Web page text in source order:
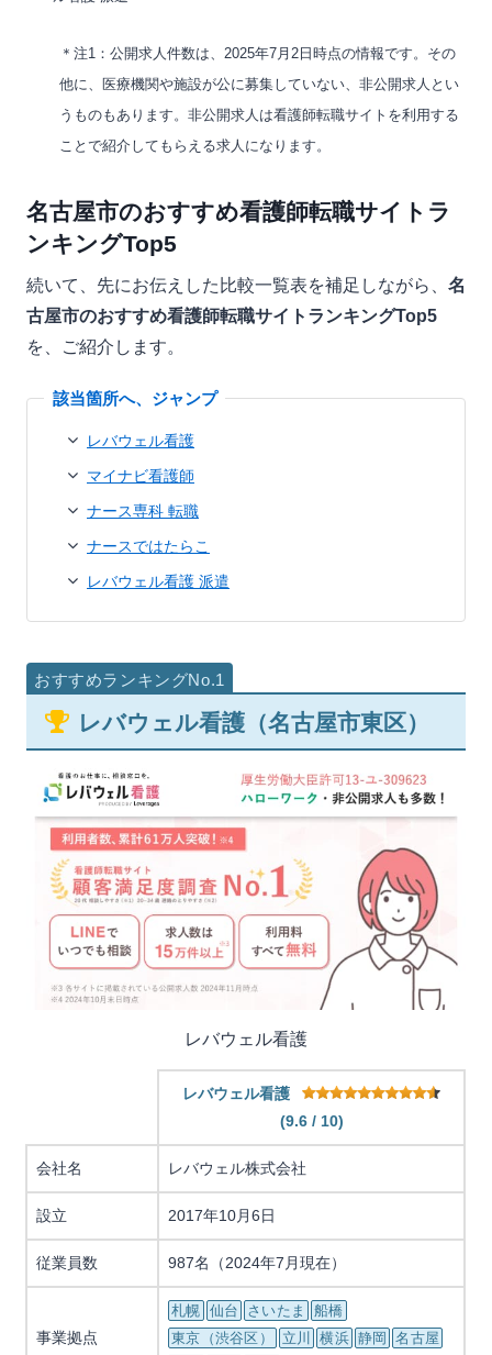
＊注1：公開求人件数は、2025年7月2日時点の情報です。その
他に、医療機関や施設が公に募集していない、非公開求人とい
うものもあります。非公開求人は看護師転職サイトを利用する
ことで紹介してもらえる求人になります。
名古屋市のおすすめ看護師転職サイトラ
ンキングTop5
続いて、先にお伝えした比較一覧表を補足しながら、 名
古屋市のおすすめ看護師転職サイトランキングTop5
を、ご紹介します。
レバウェル看護
マイナビ看護師
ナース専科 転職
ナースではたらこ
レバウェル看護 派遣
レバウェル看護（名古屋市東区）
レバウェル看護
レバウェル看護
(9.6 / 10)
会社名 レバウェル株式会社
設立 2017年10月6日
従業員数 987名（2024年7月現在）
事業拠点
札幌 仙台 さいたま
船橋
東京（渋谷区）
立川 横浜 静岡
名古屋